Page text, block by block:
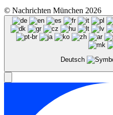
© Nachrichten München 2026
Deutsch